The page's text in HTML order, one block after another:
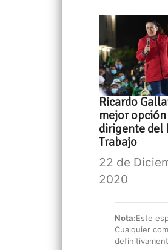
Ricardo
mejor
dirigente del
Trabajo
22 de
2020
Nota:Este
Cualquier